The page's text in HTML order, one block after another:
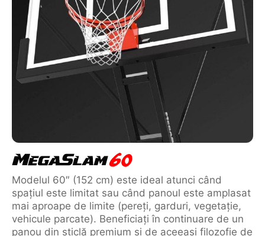
Modelul 60″ (152 cm) este ideal atunci când
spațiul este limitat sau când panoul este amplasat
mai aproape de limite (pereți, garduri, vegetație,
vehicule parcate). Beneficiați în continuare de un
panou din sticlă premium și de aceeași filozofie de